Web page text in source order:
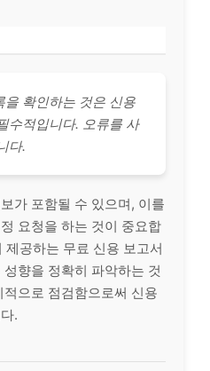
을 확인하는 것은 신용
수적입니다. 오류를 사
다.
가 포함될 수 있으며, 이를
요청을 하는 것이 중요합
제공하는 무료 신용 보고서
향을 정확히 파악하는 것
으로 점검함으로써 신용
.